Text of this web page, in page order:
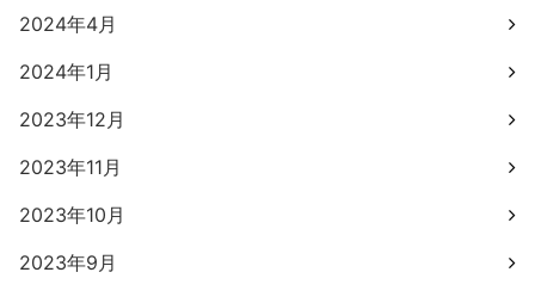
2024年4月
2024年1月
2023年12月
2023年11月
2023年10月
2023年9月